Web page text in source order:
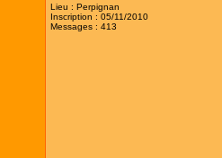
Lieu : Perpignan
Inscription : 05/11/2010
Messages : 413